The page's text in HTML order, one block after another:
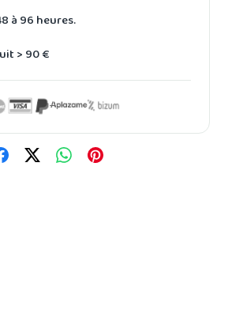
à 96 heures.
> 90 €